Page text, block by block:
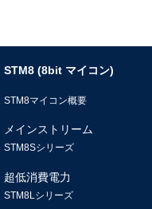
STM8 (8bit マイコン)
STM8マイコン概要
メインストリーム
STM8Sシリーズ
超低消費電力
STM8Lシリーズ